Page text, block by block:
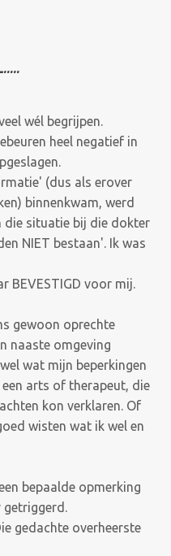
wél begrijpen.
heel negatief in
(dus als erover
binnenkwam, werd
die situatie bij die dokter
NIET bestaan'. Ik was
BEVESTIGD voor mij.
gewoon oprechte
naaste omgeving
wat mijn beperkingen
arts of therapeut, die
kon verklaren. Of
wisten wat ik wel en
bepaalde opmerking
getriggerd.
gedachte overheerste